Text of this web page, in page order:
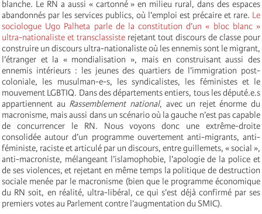
blanche. Le RN a aussi « cartonné » en milieu rural, dans des espaces
abandonnés par les services publics, où l’emploi est précaire et rare. Le
sociologue Ugo Palheta parle de la constitution d’un « bloc blanc »
ultra-nationaliste et transclassiste rejetant tout discours de classe pour
construire un discours ultra-nationaliste où les ennemis sont le migrant,
l’étranger et la « mondialisation », mais en construisant aussi des
ennemis intérieurs : les jeunes des quartiers de l’immigration post-
coloniale, les musulman-e-s, les syndicalistes, les féministes et le
mouvement LGBTIQ. Dans des départements entiers, tous les député.e.s
appartiennent au Rassemblement national, avec un rejet énorme du
macronisme, mais aussi dans un scénario où la gauche n’est pas capable
de concurrencer le RN. Nous voyons donc une extrême-droite
consolidée autour d’un programme ouvertement anti-migrants, anti-
féministe, raciste et articulé par un discours, entre guillemets, « social »,
anti-macroniste, mélangeant l’islamophobie, l’apologie de la police et
de ses violences, et rejetant en même temps la politique de destruction
sociale menée par le macronisme (bien que le programme économique
du RN soit, en réalité, ultra-libéral, ce qui s’est déjà confirmé par ses
premiers votes au Parlement contre l’augmentation du SMIC).